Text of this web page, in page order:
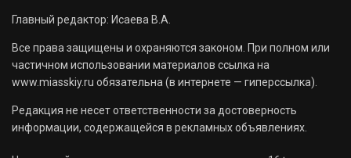
Главный редактор: Исаева В.А.
Все права защищены и охраняются законом. При полном или
частичном использовании материалов ссылка на
www.miasskiy.ru обязательна (в интернете — гиперссылка).
Редакция не несет ответственности за достоверность
информации, содержащейся в рекламных объявлениях.